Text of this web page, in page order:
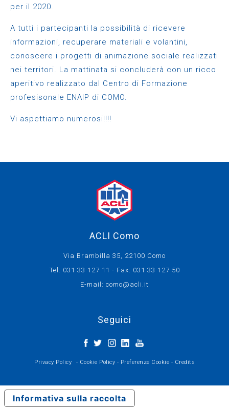
per il 2020.
A tutti i partecipanti la possibilità di ricevere
informazioni, recuperare materiali e volantini,
conoscere i progetti di animazione sociale realizzati
nei territori. La mattinata si concluderà con un ricco
aperitivo realizzato dal Centro di Formazione
profesisonale ENAIP di COMO.
Vi aspettiamo numerosi!!!!
ACLI Como
Via Brambilla 35, 22100 Como
Tel: 031 33 127 11 - Fax: 031 33 127 50
E-mail: como@acli.it
Seguici
Privacy Policy - Cookie Policy - Preferenze Cookie - Credits
Informativa sulla raccolta